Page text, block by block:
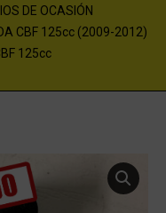
DE OCASIÓN
CBF 125cc (2009-2012)
125cc